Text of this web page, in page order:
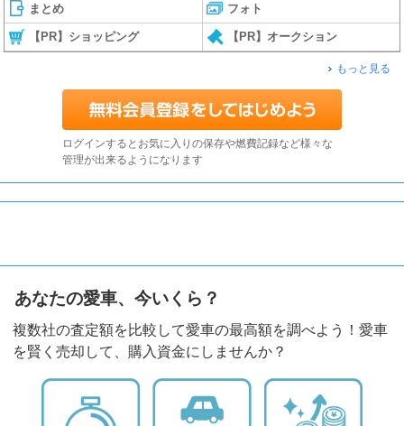
まとめ フォト
【PR】ショッピング 【PR】オークション
もっと見る
ログインするとお気に入りの保存や燃費記録など様々な
管理が出来るようになります
あなたの愛車、今いくら？
複数社の査定額を比較して愛車の最高額を調べよう！愛車
を賢く売却して、購入資金にしませんか？